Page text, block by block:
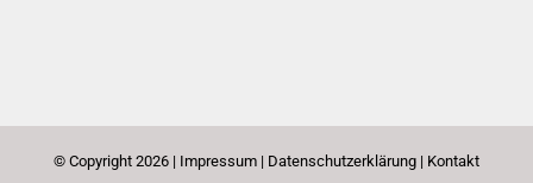
© Copyright 2026 | Impressum | Datenschutzerklärung | Kontakt